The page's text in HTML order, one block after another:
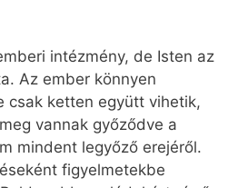
intézmény, de Isten az
Az ember könnyen
csak ketten együtt vihetik,
vannak győződve a
mindent legyőző erejéről.
figyelmetekbe